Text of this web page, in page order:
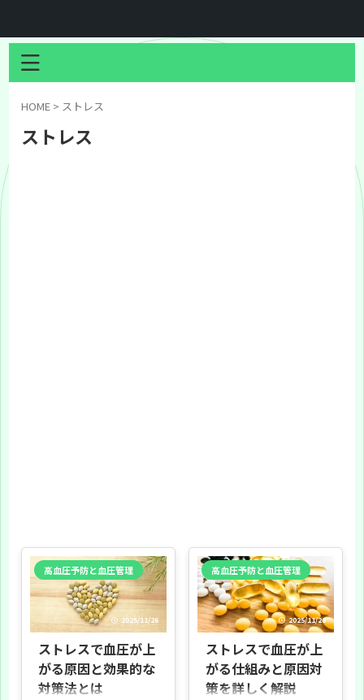
HOME > ストレス
ストレス
高血圧予防と血圧管理
2025/11/26
ストレスで血圧が上
がる原因と効果的な
対策法とは
高血圧予防と血圧管理
2025/11/26
ストレスで血圧が上
がる仕組みと原因対
策を詳しく解説